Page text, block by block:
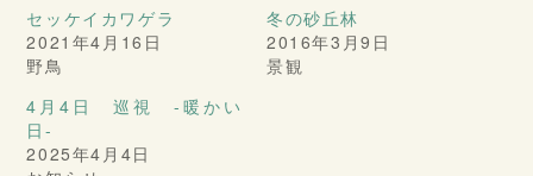
セッケイカワゲラ
2021年4月16日
野鳥
冬の砂丘林
2016年3月9日
景観
4月4日 巡視 -暖かい
日-
2025年4月4日